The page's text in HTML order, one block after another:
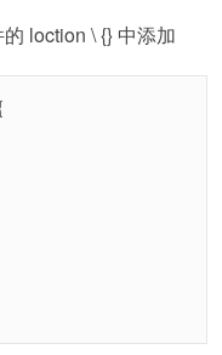
loction \ {} 中添加